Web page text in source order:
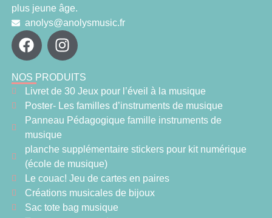
plus jeune âge.
anolys@anolysmusic.fr
NOS PRODUITS
Livret de 30 Jeux pour l’éveil à la musique
Poster- Les familles d’instruments de musique
Panneau Pédagogique famille instruments de
musique
planche supplémentaire stickers pour kit numérique
(école de musique)
Le couac! Jeu de cartes en paires
Créations musicales de bijoux
Sac tote bag musique